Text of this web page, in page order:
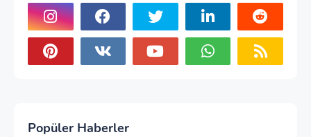
Popüler Haberler